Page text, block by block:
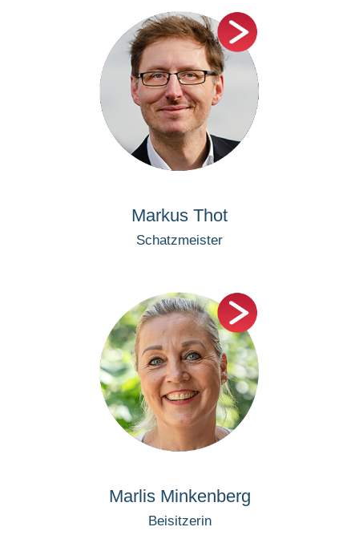
Markus Thot
Schatzmeister
Marlis Minkenberg
Beisitzerin